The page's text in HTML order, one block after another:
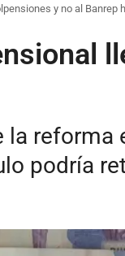
y no al Banrep
podría